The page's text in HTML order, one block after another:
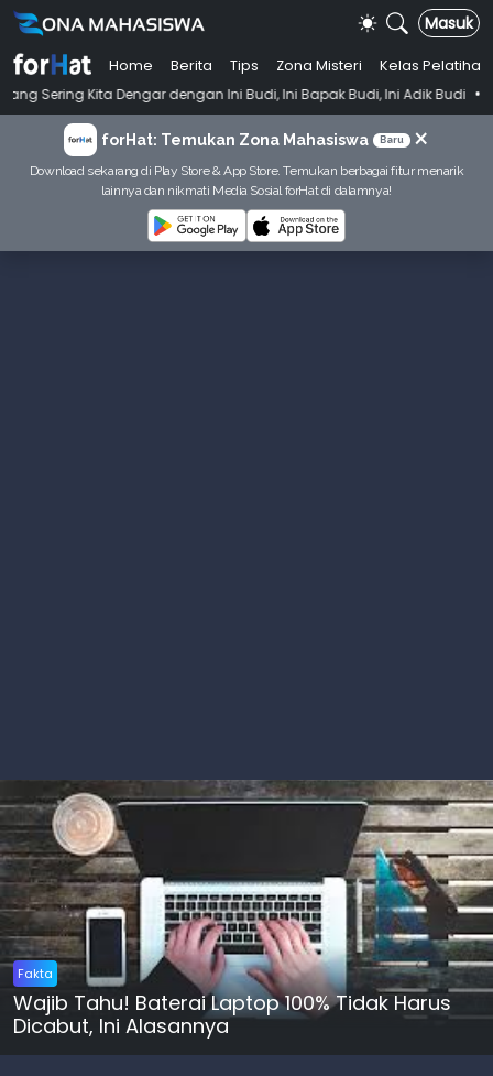
Masuk
Home Berita Tips Zona Misteri
Kelas Pelatihan
Dengar dengan Ini Budi, Ini Bapak Budi, Ini Adik Budi • Punya
forHat: Temukan Zona Mahasiswa Baru ×
Download sekarang di Play Store & App Store. Temukan berbagai fitur menarik
lainnya dan nikmati Media Sosial forHat di dalamnya!
Fakta
Wajib Tahu! Baterai Laptop 100% Tidak Harus
Dicabut, Ini Alasannya